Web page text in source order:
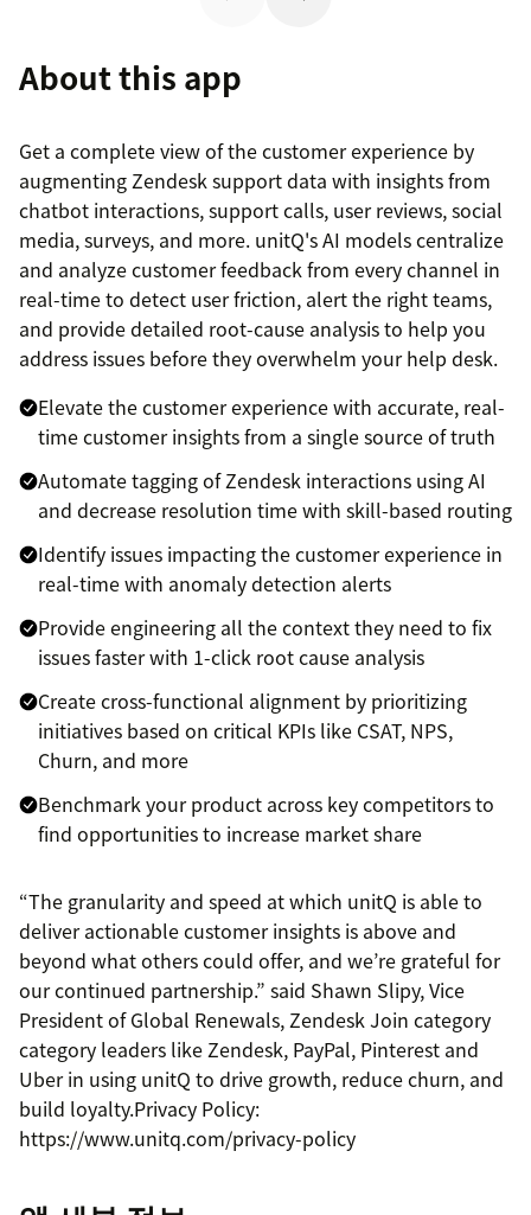
About this app
Get a complete view of the customer experience by
augmenting Zendesk support data with insights from
chatbot interactions, support calls, user reviews, social
media, surveys, and more. unitQ's AI models centralize
and analyze customer feedback from every channel in
real-time to detect user friction, alert the right teams,
and provide detailed root-cause analysis to help you
address issues before they overwhelm your help desk.
Elevate the customer experience with accurate, real-
time customer insights from a single source of truth
Automate tagging of Zendesk interactions using AI
and decrease resolution time with skill-based routing
Identify issues impacting the customer experience in
real-time with anomaly detection alerts
Provide engineering all the context they need to fix
issues faster with 1-click root cause analysis
Create cross-functional alignment by prioritizing
initiatives based on critical KPIs like CSAT, NPS,
Churn, and more
Benchmark your product across key competitors to
find opportunities to increase market share
“The granularity and speed at which unitQ is able to
deliver actionable customer insights is above and
beyond what others could offer, and we’re grateful for
our continued partnership.” said Shawn Slipy, Vice
President of Global Renewals, Zendesk Join category
category leaders like Zendesk, PayPal, Pinterest and
Uber in using unitQ to drive growth, reduce churn, and
build loyalty.Privacy Policy:
https://www.unitq.com/privacy-policy